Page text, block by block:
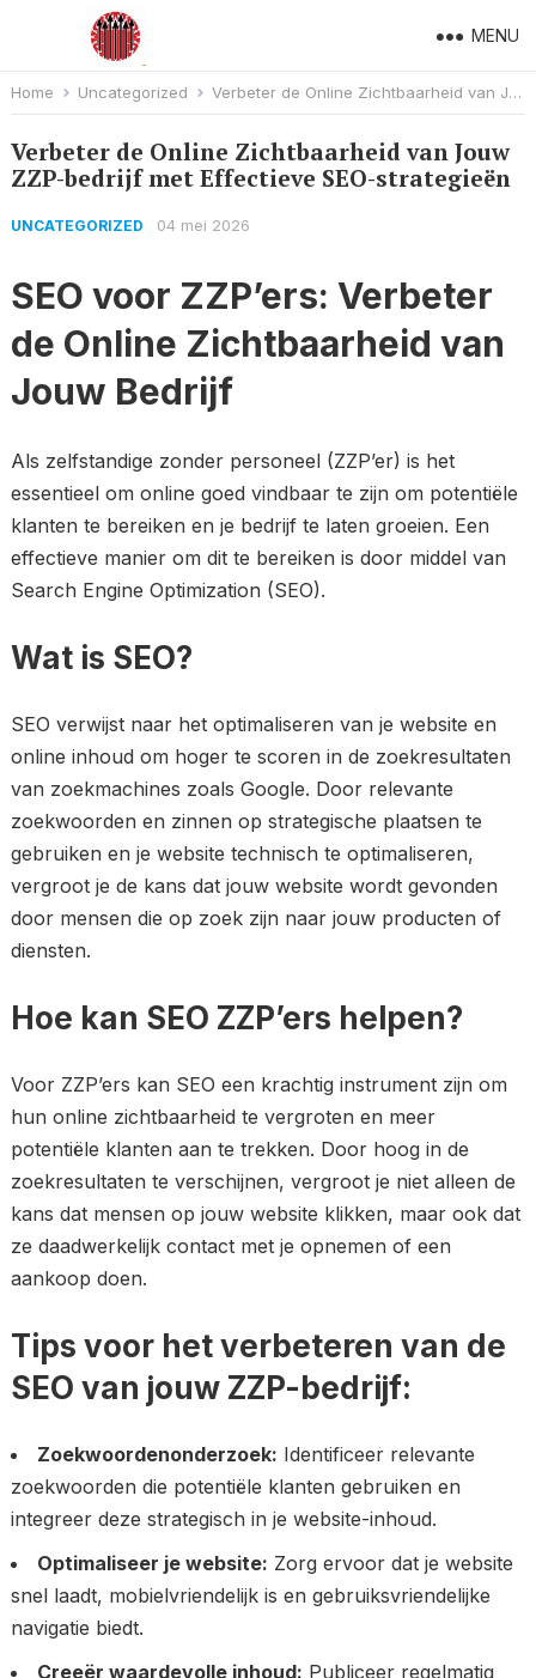
MENU
Home Uncategorized Verbeter de Online Zichtbaarheid van Jouw ZZP-bedrijf met Effectieve SEO-strategieën
Verbeter de Online Zichtbaarheid van Jouw
ZZP-bedrijf met Effectieve SEO-strategieën
UNCATEGORIZED 04 mei 2026
SEO voor ZZP’ers: Verbeter
de Online Zichtbaarheid van
Jouw Bedrijf
Als zelfstandige zonder personeel (ZZP’er) is het
essentieel om online goed vindbaar te zijn om potentiële
klanten te bereiken en je bedrijf te laten groeien. Een
effectieve manier om dit te bereiken is door middel van
Search Engine Optimization (SEO).
Wat is SEO?
SEO verwijst naar het optimaliseren van je website en
online inhoud om hoger te scoren in de zoekresultaten
van zoekmachines zoals Google. Door relevante
zoekwoorden en zinnen op strategische plaatsen te
gebruiken en je website technisch te optimaliseren,
vergroot je de kans dat jouw website wordt gevonden
door mensen die op zoek zijn naar jouw producten of
diensten.
Hoe kan SEO ZZP’ers helpen?
Voor ZZP’ers kan SEO een krachtig instrument zijn om
hun online zichtbaarheid te vergroten en meer
potentiële klanten aan te trekken. Door hoog in de
zoekresultaten te verschijnen, vergroot je niet alleen de
kans dat mensen op jouw website klikken, maar ook dat
ze daadwerkelijk contact met je opnemen of een
aankoop doen.
Tips voor het verbeteren van de
SEO van jouw ZZP-bedrijf:
Zoekwoordenonderzoek: Identificeer relevante
zoekwoorden die potentiële klanten gebruiken en
integreer deze strategisch in je website-inhoud.
Optimaliseer je website: Zorg ervoor dat je website
snel laadt, mobielvriendelijk is en gebruiksvriendelijke
navigatie biedt.
Creeër waardevolle inhoud: Publiceer regelmatig